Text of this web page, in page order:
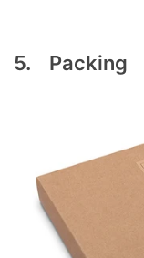
5. Packing